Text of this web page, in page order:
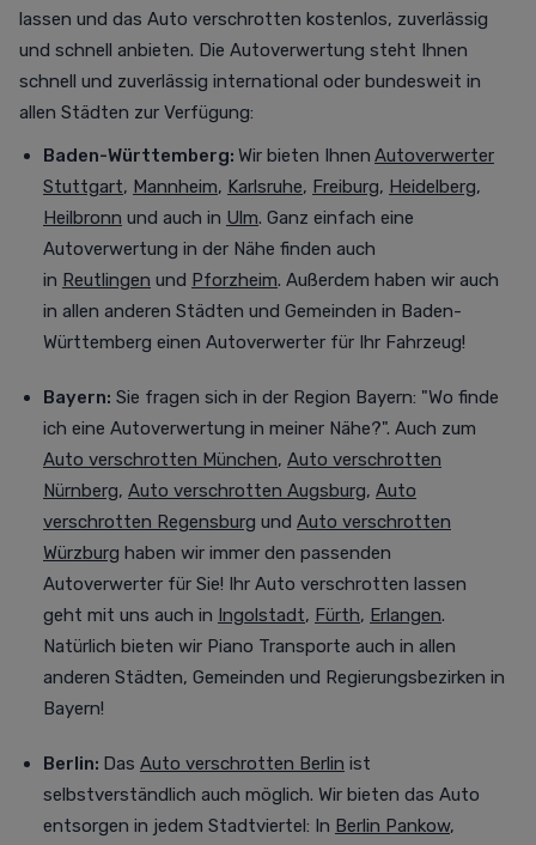
lassen und das Auto verschrotten kostenlos, zuverlässig
und schnell anbieten. Die Autoverwertung steht Ihnen
schnell und zuverlässig international oder bundesweit in
allen Städten zur Verfügung:
Baden-Württemberg: Wir bieten Ihnen Autoverwerter
Stuttgart, Mannheim, Karlsruhe, Freiburg, Heidelberg,
Heilbronn und auch in Ulm. Ganz einfach eine
Autoverwertung in der Nähe finden auch
in Reutlingen und Pforzheim. Außerdem haben wir auch
in allen anderen Städten und Gemeinden in Baden-
Württemberg einen Autoverwerter für Ihr Fahrzeug!
Bayern: Sie fragen sich in der Region Bayern: "Wo finde
ich eine Autoverwertung in meiner Nähe?". Auch zum
Auto verschrotten München, Auto verschrotten
Nürnberg, Auto verschrotten Augsburg, Auto
verschrotten Regensburg und Auto verschrotten
Würzburg haben wir immer den passenden
Autoverwerter für Sie! Ihr Auto verschrotten lassen
geht mit uns auch in Ingolstadt, Fürth, Erlangen.
Natürlich bieten wir Piano Transporte auch in allen
anderen Städten, Gemeinden und Regierungsbezirken in
Bayern!
Berlin: Das Auto verschrotten Berlin ist
selbstverständlich auch möglich. Wir bieten das Auto
entsorgen in jedem Stadtviertel: In Berlin Pankow,